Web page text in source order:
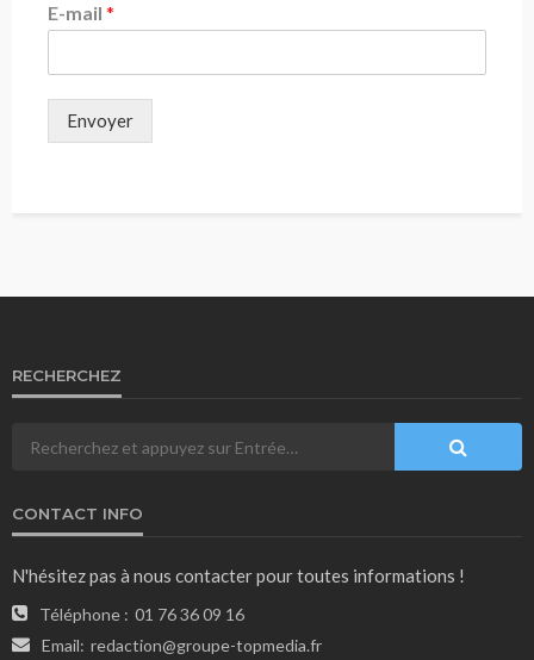
E-mail *
Envoyer
RECHERCHEZ
CONTACT INFO
N'hésitez pas à nous contacter pour toutes informations !
Téléphone : 01 76 36 09 16
Email: redaction@groupe-topmedia.fr